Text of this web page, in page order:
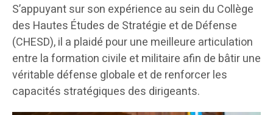
S’appuyant sur son expérience au sein du Collège
des Hautes Études de Stratégie et de Défense
(CHESD), il a plaidé pour une meilleure articulation
entre la formation civile et militaire afin de bâtir une
véritable défense globale et de renforcer les
capacités stratégiques des dirigeants.